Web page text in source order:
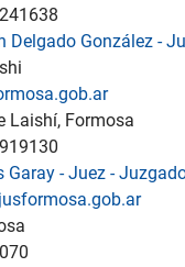
Delgado González -
Laishí, Formosa
Garay - Juez -